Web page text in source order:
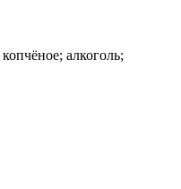
алкоголь;